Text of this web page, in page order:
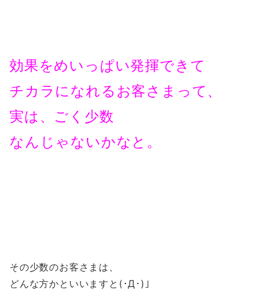
効果をめいっぱい発揮できて
チカラになれるお客さまって、
実は、ごく少数
なんじゃないかなと。
その少数のお客さまは、
どんな方かといいますと(･Д･)」